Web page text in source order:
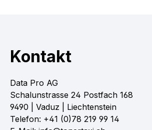
Kontakt
Data Pro AG
Schalunstrasse 24 Postfach 168
9490 | Vaduz | Liechtenstein
Telefon: +41 (0)78 219 99 14